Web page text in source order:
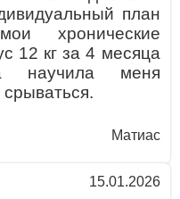
план
хронические
12 кг за 4 месяца
научила меня
Матиас
15.01.2026